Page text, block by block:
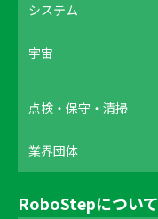
システム
宇宙
点検・保守・清掃
業界団体
RoboStepについて